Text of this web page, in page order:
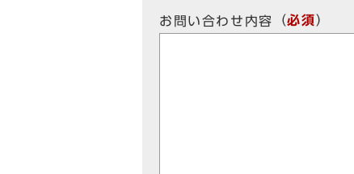
お問い合わせ内容 （必須）